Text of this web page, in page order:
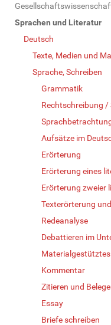
Sprachen und Literatur
Deutsch
Texte, Medien und
Sprache, Schreiben
Grammatik
Rechtschreibung
Aufsätze im
Erörterung
Erörterung eines
Erörterung zweier
Texterörterung
Redeanalyse
Debattieren im
Materialgestütztes
Kommentar
Zitieren und
Essay
Briefe schreiben